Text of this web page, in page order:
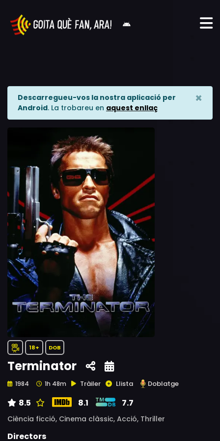
Descarregueu-vos la nostra aplicació per
Android. La trobareu en aquest enllaç
×
18+ DOB
Terminator
1984 1h 48m Tràiler Llista Doblatge
8.5 8.1 7.7
Ciència ficció, Cinema clàssic, Acció, Thriller
Directors